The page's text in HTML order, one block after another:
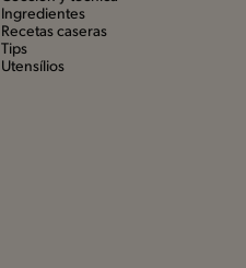
Ingredientes
Recetas caseras
Tips
Utensílios